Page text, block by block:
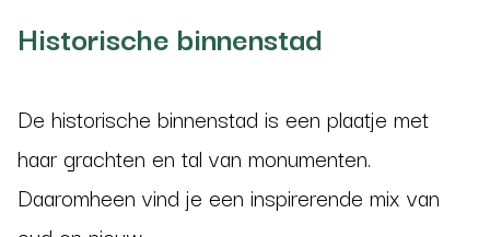
Historische binnenstad
De historische binnenstad is een plaatje met
haar grachten en tal van monumenten.
Daaromheen vind je een inspirerende mix van